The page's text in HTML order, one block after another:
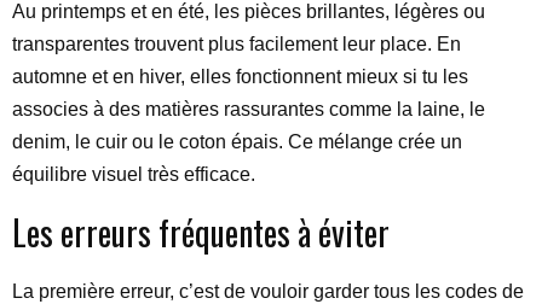
Au printemps et en été, les pièces brillantes, légères ou
transparentes trouvent plus facilement leur place. En
automne et en hiver, elles fonctionnent mieux si tu les
associes à des matières rassurantes comme la laine, le
denim, le cuir ou le coton épais. Ce mélange crée un
équilibre visuel très efficace.
Les erreurs fréquentes à éviter
La première erreur, c’est de vouloir garder tous les codes de